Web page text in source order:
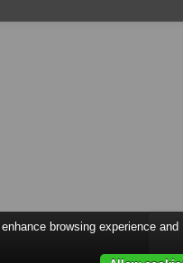
browsing experience and